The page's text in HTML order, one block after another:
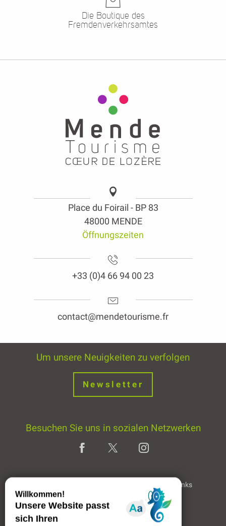
Die Boutique des
Fremdenverkehrsamtes
Place du Foirail - BP 83
48000 MENDE
Öffnungszeiten
+33 (0)4 66 94 00 23
contact@mendetourisme.fr
Um unsere Neuigkeiten zu verfolgen
Newsletter
Besuchen Sie uns in sozialen Netzwerken
Partner & Links
Professioneller Bereich